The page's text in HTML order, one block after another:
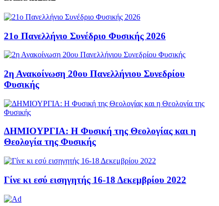
21ο Πανελλήνιο Συνέδριο Φυσικής 2026
2η Ανακοίνωση 20ου Πανελλήνιου Συνεδρίου
Φυσικής
ΔΗΜΙΟΥΡΓΙΑ: Η Φυσική της Θεολογίας και η
Θεολογία της Φυσικής
Γίνε κι εσύ εισηγητής 16-18 Δεκεμβρίου 2022